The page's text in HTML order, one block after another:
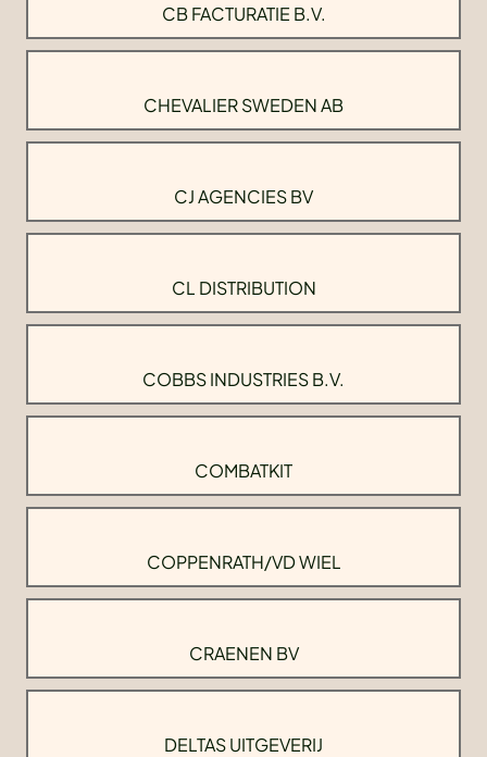
CB FACTURATIE B.V.
CHEVALIER SWEDEN AB
CJ AGENCIES BV
CL DISTRIBUTION
COBBS INDUSTRIES B.V.
COMBATKIT
COPPENRATH/VD WIEL
CRAENEN BV
DELTAS UITGEVERIJ